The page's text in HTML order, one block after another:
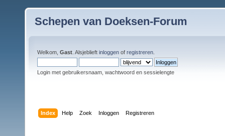
Schepen van Doeksen-Forum
Welkom, Gast . Alsjeblieft inloggen of registreren
Login met gebruikersnaam, wachtwoord en sessielengte
Index Help Zoek Inloggen Registreren